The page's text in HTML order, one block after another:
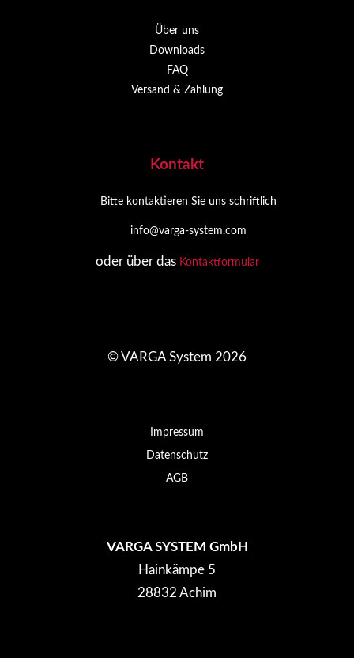
Über uns
Downloads
FAQ
Versand & Zahlung
Kontakt
Bitte kontaktieren Sie uns schriftlich
info@varga-system.com
oder über das Kontaktformular
© VARGA System 2026
Impressum
Datenschutz
AGB
VARGA SYSTEM GmbH
Hainkämpe 5
28832 Achim